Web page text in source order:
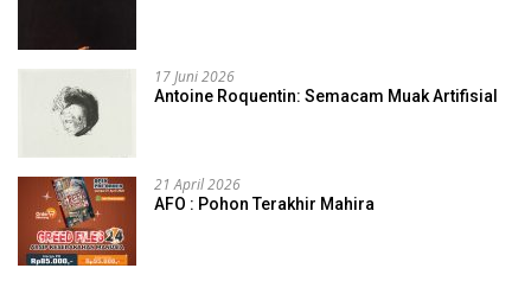
17 Juni 2026
Antoine Roquentin: Semacam Muak Artifisial
21 April 2026
AFO : Pohon Terakhir Mahira